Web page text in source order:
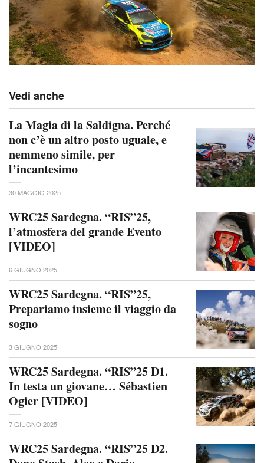
Vedi anche
La Magia di la Saldigna. Perché
non c’è un altro posto uguale, e
nemmeno simile, per
l’incantesimo
30 MAGGIO 2025
WRC25 Sardegna. “RIS”25,
l’atmosfera del grande Evento
[VIDEO]
6 GIUGNO 2025
WRC25 Sardegna. “RIS”25,
Prepariamo insieme il viaggio da
sogno
3 GIUGNO 2025
WRC25 Sardegna. “RIS”25 D1.
In testa un giovane… Sébastien
Ogier [VIDEO]
7 GIUGNO 2025
WRC25 Sardegna. “RIS”25 D2.